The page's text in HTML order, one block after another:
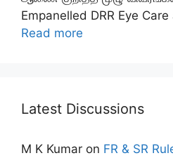
Empanelled DRR Eye
Read more
Latest Discussions
M K Kumar on FR & SR